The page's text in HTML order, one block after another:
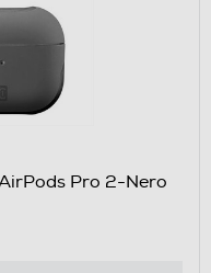
Pro 2-Nero